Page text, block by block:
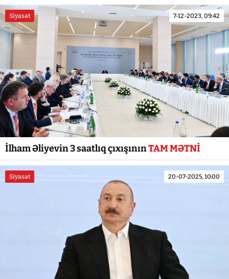
Siyasət 7-12-2023, 09:42
İlham Əliyevin 3 saatlıq çıxışınınTAM MƏTNİ
Siyasət 20-07-2025, 10:00